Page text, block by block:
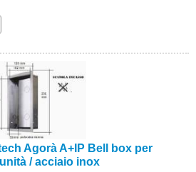
Agorà A+IP Bell box per
/ acciaio inox